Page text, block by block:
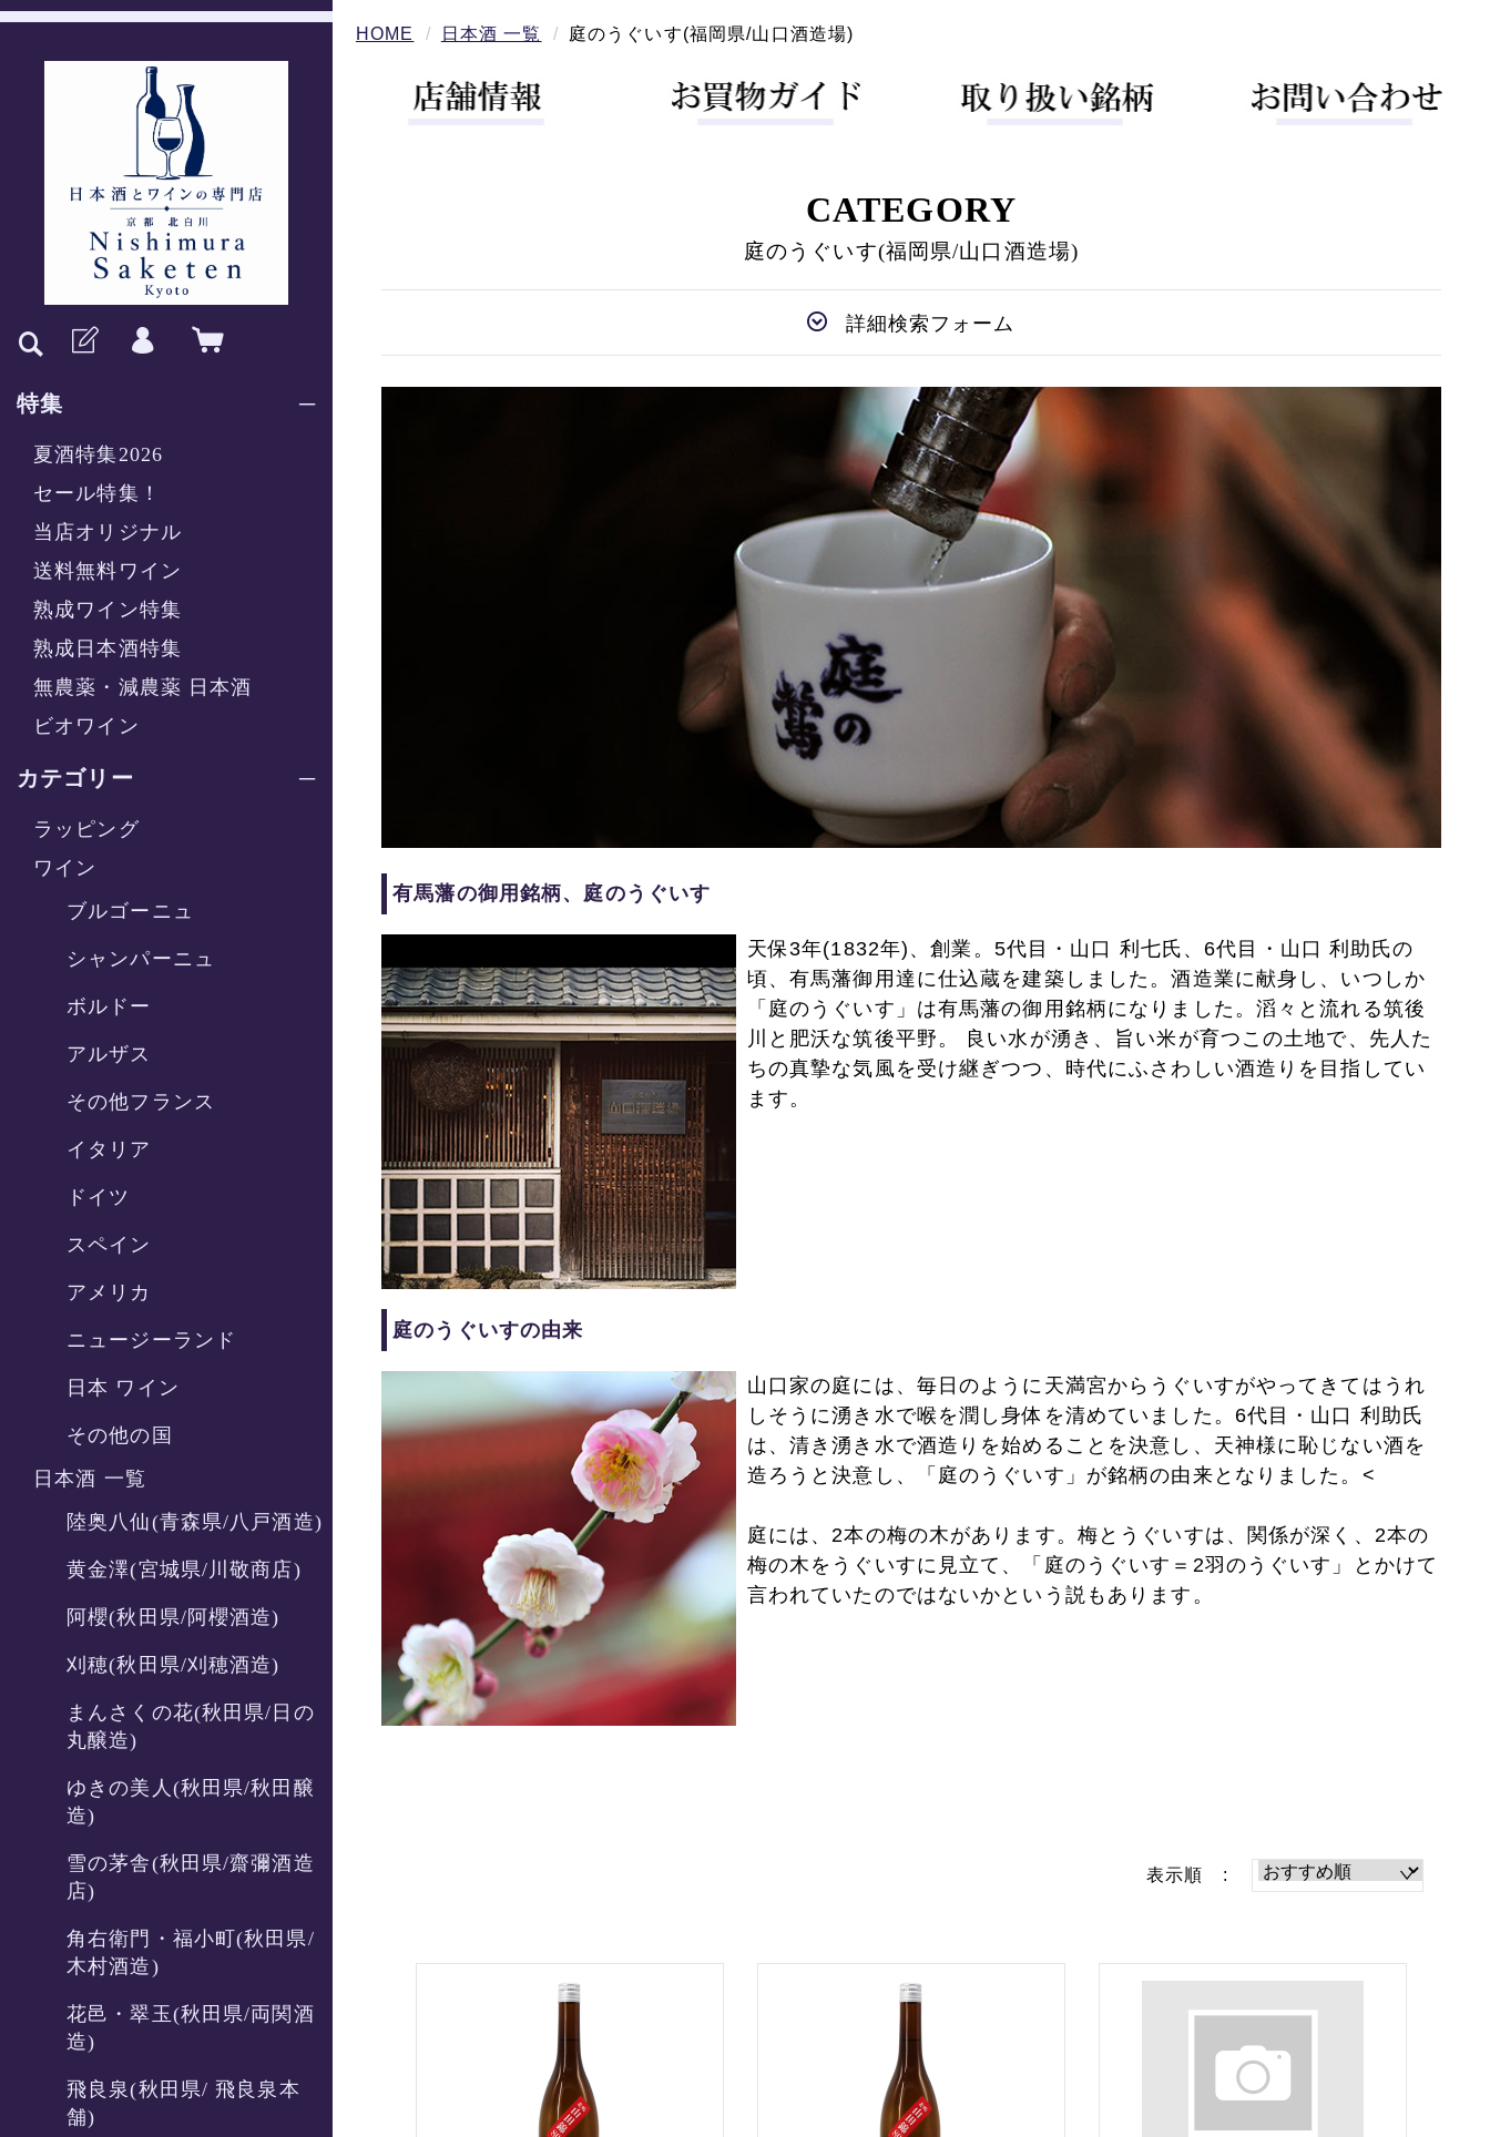
特集
夏酒特集2026
セール特集！
当店オリジナル
送料無料ワイン
熟成ワイン特集
熟成日本酒特集
無農薬・減農薬 日本酒
ビオワイン
カテゴリー
ラッピング
ワイン
ブルゴーニュ
シャンパーニュ
ボルドー
アルザス
その他フランス
イタリア
ドイツ
スペイン
アメリカ
ニュージーランド
日本 ワイン
その他の国
日本酒 一覧
陸奥八仙(青森県/八戸酒造)
黄金澤(宮城県/川敬商店)
阿櫻(秋田県/阿櫻酒造)
刈穂(秋田県/刈穂酒造)
まんさくの花(秋田県/日の
丸醸造)
ゆきの美人(秋田県/秋田醸
造)
雪の茅舎(秋田県/齋彌酒造
店)
角右衛門・福小町(秋田県/
木村酒造)
花邑・翠玉(秋田県/両関酒
造)
飛良泉(秋田県/ 飛良泉本
舗)
HOME 日本酒 一覧 庭のうぐいす(福岡県/山口酒造場)
CATEGORY
庭のうぐいす(福岡県/山口酒造場)
詳細検索フォーム
有馬藩の御用銘柄、庭のうぐいす
天保3年(1832年)、創業。5代目・山口 利七氏、6代目・山口 利助氏の
頃、有馬藩御用達に仕込蔵を建築しました。酒造業に献身し、いつしか
「庭のうぐいす」は有馬藩の御用銘柄になりました。滔々と流れる筑後
川と肥沃な筑後平野。 良い水が湧き、旨い米が育つこの土地で、先人た
ちの真摯な気風を受け継ぎつつ、時代にふさわしい酒造りを目指してい
ます。
庭のうぐいすの由来
山口家の庭には、毎日のように天満宮からうぐいすがやってきてはうれ
しそうに湧き水で喉を潤し身体を清めていました。6代目・山口 利助氏
は、清き湧き水で酒造りを始めることを決意し、天神様に恥じない酒を
造ろうと決意し、「庭のうぐいす」が銘柄の由来となりました。<
庭には、2本の梅の木があります。梅とうぐいすは、関係が深く、2本の
梅の木をうぐいすに見立て、「庭のうぐいす＝2羽のうぐいす」とかけて
言われていたのではないかという説もあります。
表示順 :